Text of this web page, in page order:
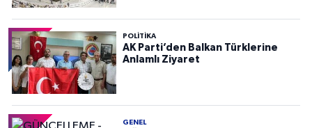
POLITIKA
AK Parti’den Balkan Türklerine
Anlamlı Ziyaret
GENEL